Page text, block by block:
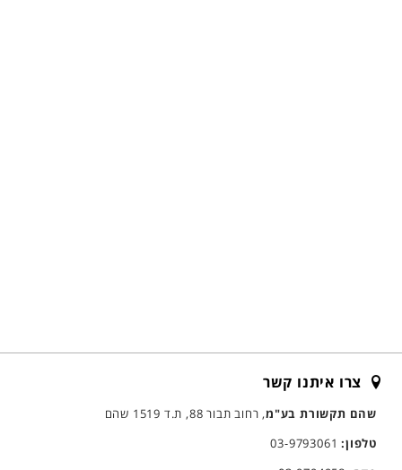
צרו איתנו קשר
שהם תקשורת בע"מ, רחוב תבור 88, ת.ד 1519 שהם
טלפון:03-9793061